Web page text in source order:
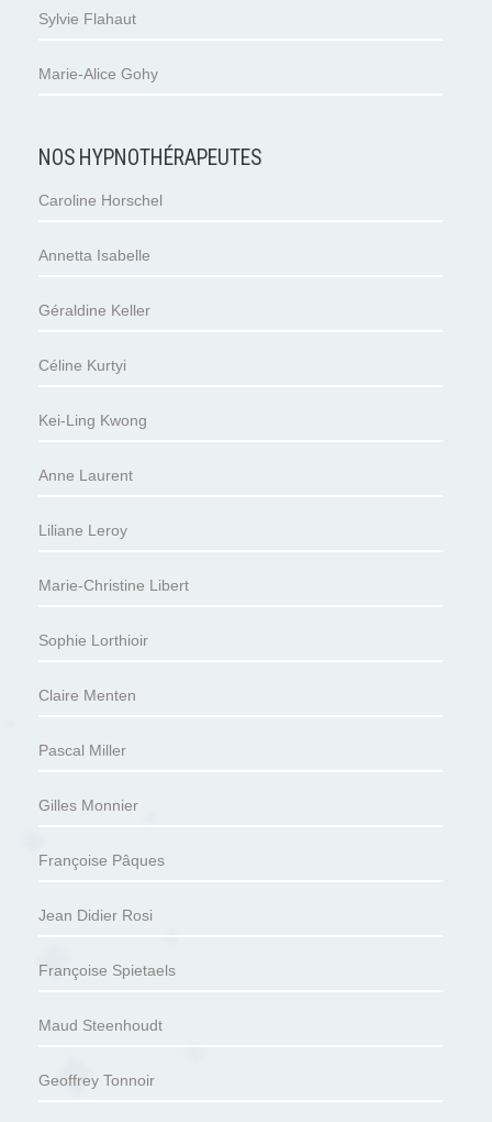
Sylvie Flahaut
Marie-Alice Gohy
NOS HYPNOTHÉRAPEUTES
Caroline Horschel
Annetta Isabelle
Géraldine Keller
Céline Kurtyi
Kei-Ling Kwong
Anne Laurent
Liliane Leroy
Marie-Christine Libert
Sophie Lorthioir
Claire Menten
Pascal Miller
Gilles Monnier
Françoise Pâques
Jean Didier Rosi
Françoise Spietaels
Maud Steenhoudt
Geoffrey Tonnoir